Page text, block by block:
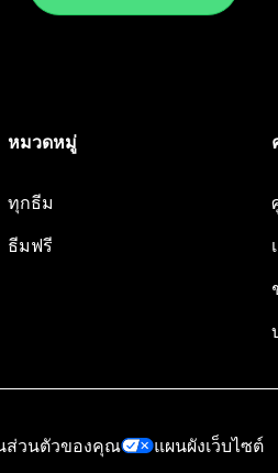
หมวดหมู่
ทุกธีม
ธีมฟรี
ส่วนตัวของคุณ แผนผังเว็บไซต์